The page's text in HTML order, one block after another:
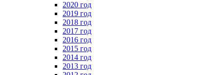
2020 год
2019 год
2018 год
2017 год
2016 год
2015 год
2014 год
2013 год